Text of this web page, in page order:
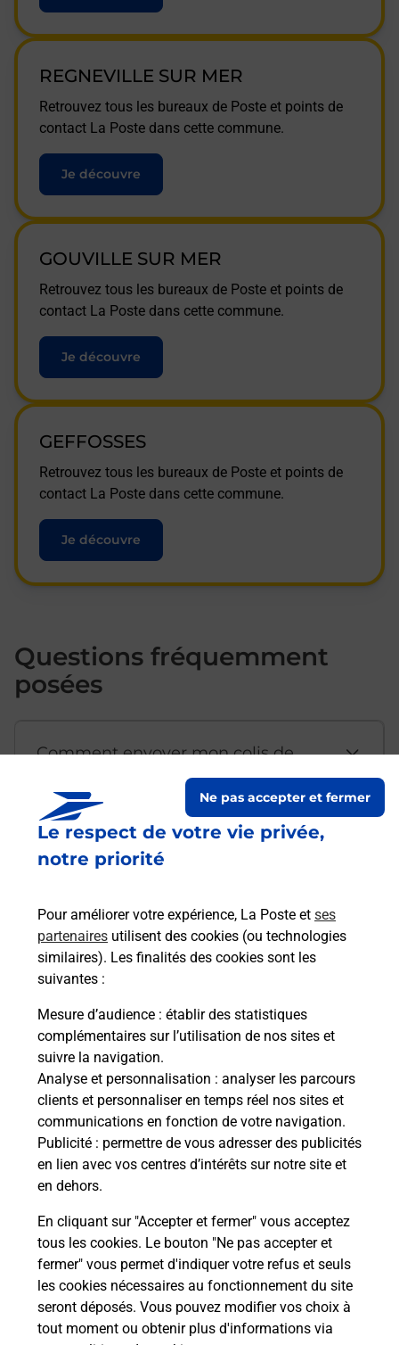
Le respect de votre vie privée,
notre priorité
Pour améliorer votre expérience, La Poste et ses
partenaires utilisent des cookies (ou technologies
similaires). Les finalités des cookies sont les
suivantes :
Mesure d’audience : établir des statistiques
complémentaires sur l’utilisation de nos sites et
suivre la navigation.
Analyse et personnalisation : analyser les parcours
clients et personnaliser en temps réel nos sites et
communications en fonction de votre navigation.
Publicité : permettre de vous adresser des publicités
en lien avec vos centres d’intérêts sur notre site et
en dehors.
En cliquant sur "Accepter et fermer" vous acceptez
tous les cookies. Le bouton "Ne pas accepter et
fermer" vous permet d'indiquer votre refus et seuls
les cookies nécessaires au fonctionnement du site
seront déposés. Vous pouvez modifier vos choix à
tout moment ou obtenir plus d'informations via
Ne pas accepter et fermer
REGNEVILLE SUR MER
Retrouvez tous les bureaux de Poste et points de
contact La Poste dans cette commune.
Je découvre
GOUVILLE SUR MER
Retrouvez tous les bureaux de Poste et points de
contact La Poste dans cette commune.
Je découvre
GEFFOSSES
Retrouvez tous les bureaux de Poste et points de
contact La Poste dans cette commune.
Je découvre
Questions fréquemment
posées
Comment envoyer mon colis de
Est-il possible d’acheter un
emballage directement depuis un
Comment demander une
modification de livraison ?
Comment La Poste participe-t-elle
à votre sécurité au quotidien ?
Puis-je passer mon code de la route
avec La Poste et sous quelles
conditions ?
Localiser Liste Manche BLAINVILLE SUR MER